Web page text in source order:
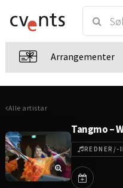
Arrangementer
Alle artistar
Tangmo –
REDNER/-